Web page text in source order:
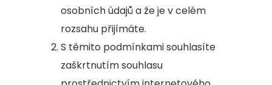
osobních údajů a že je v celém
rozsahu přijímáte.
S těmito podmínkami souhlasíte
zaškrtnutím souhlasu